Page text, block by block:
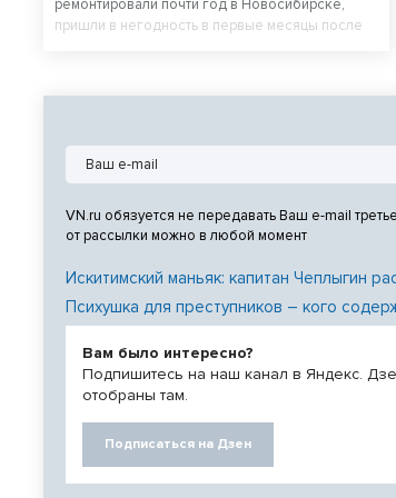
ремонтировали почти год в Новосибирске,
пришли в негодность в первые месяцы после
VN.ru обязуется не передавать Ваш e-mail
от рассылки можно в любой момент
Искитимский маньяк: капитан Чеплыгин
Психушка для преступников – кого
Вам было интересно?
Подпишитесь на наш канал в Яндекс.
отобраны там.
Подписаться на Дзен